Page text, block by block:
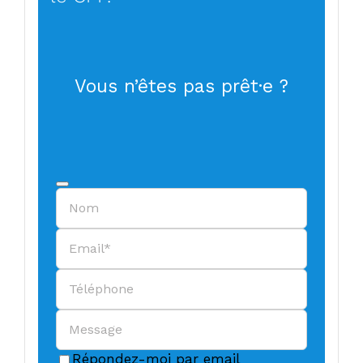
Vous n’êtes pas prêt·e ?
Website
Répondez-moi par email